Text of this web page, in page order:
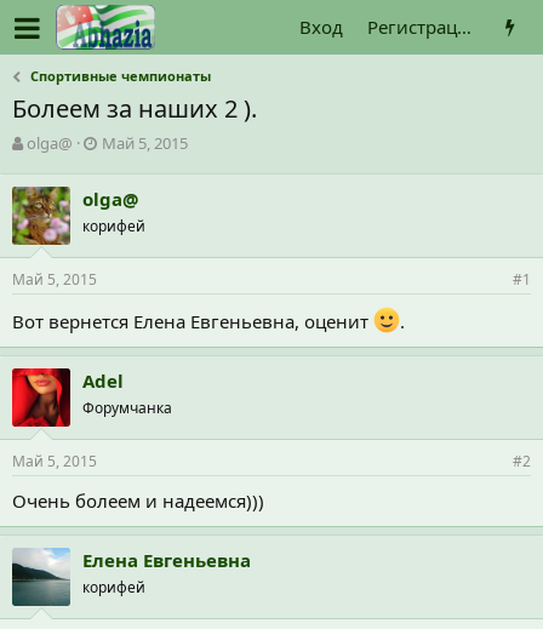
Вход Регистрация
Спортивные чемпионаты
Болеем за наших 2 ).
А
т
о
р
т
е
м
ы
olga@
Д
а
н
а
л
Май 5, 2015
olga@
корифей
Май 5, 2015 #1
Вот вернется Елена Евгеньевна, оценит .
Adel
Форумчанка
Май 5, 2015 #2
Очень болеем и надеемся)))
Елена Евгеньевна
корифей